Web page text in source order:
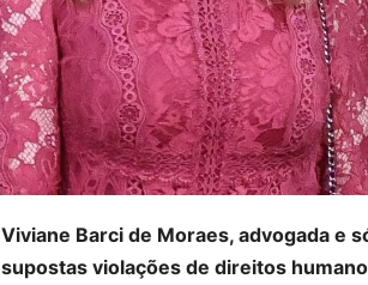
Viviane Barci de Moraes, advogada e
supostas violações de direitos